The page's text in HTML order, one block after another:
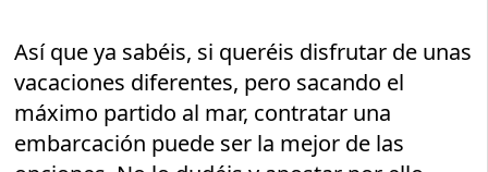
Así que ya sabéis, si queréis disfrutar de unas
vacaciones diferentes, pero sacando el
máximo partido al mar, contratar una
embarcación puede ser la mejor de las